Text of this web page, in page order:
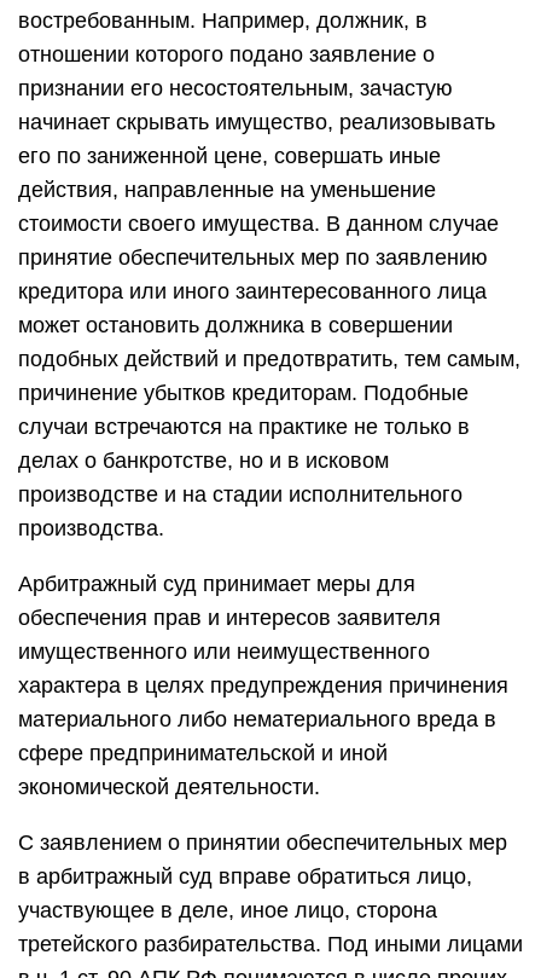
востребованным. Например, должник, в
отношении которого подано заявление о
признании его несостоятельным, зачастую
начинает скрывать имущество, реализовывать
его по заниженной цене, совершать иные
действия, направленные на уменьшение
стоимости своего имущества. В данном случае
принятие обеспечительных мер по заявлению
кредитора или иного заинтересованного лица
может остановить должника в совершении
подобных действий и предотвратить, тем самым,
причинение убытков кредиторам. Подобные
случаи встречаются на практике не только в
делах о банкротстве, но и в исковом
производстве и на стадии исполнительного
производства.
Арбитражный суд принимает меры для
обеспечения прав и интересов заявителя
имущественного или неимущественного
характера в целях предупреждения причинения
материального либо нематериального вреда в
сфере предпринимательской и иной
экономической деятельности.
С заявлением о принятии обеспечительных мер
в арбитражный суд вправе обратиться лицо,
участвующее в деле, иное лицо, сторона
третейского разбирательства. Под иными лицами